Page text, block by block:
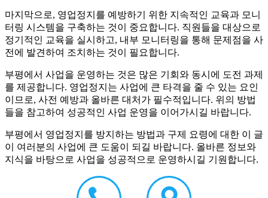
마지막으로, 영업정지를 예방하기 위한 지속적인 교육과 모니
터링 시스템을 구축하는 것이 중요합니다. 직원들을 대상으로
정기적인 교육을 실시하고, 내부 모니터링을 통해 문제점을 사
전에 발견하여 조치하는 것이 필요합니다.
부평에서 사업을 운영하는 것은 많은 기회와 동시에 도전 과제
를 제공합니다. 영업정지는 사업에 큰 타격을 줄 수 있는 요인
이므로, 사전 예방과 올바른 대처가 필수적입니다. 위의 방법
들을 참고하여 성공적인 사업 운영을 이어가시길 바랍니다.
부평에서 영업정지를 방지하는 방법과 구제 요령에 대한 이 글
이 여러분의 사업에 큰 도움이 되길 바랍니다. 올바른 정보와
지식을 바탕으로 사업을 성공적으로 운영하시길 기원합니다.